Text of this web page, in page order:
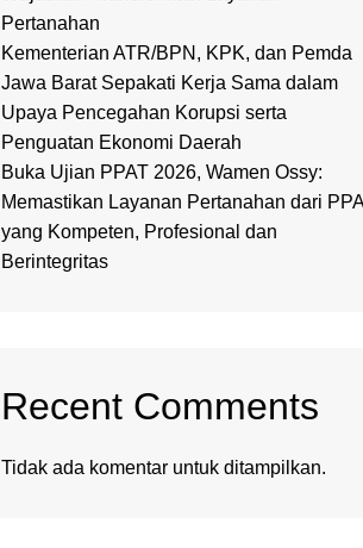
Pertanahan
Kementerian ATR/BPN, KPK, dan Pemda
Jawa Barat Sepakati Kerja Sama dalam
Upaya Pencegahan Korupsi serta
Penguatan Ekonomi Daerah
Buka Ujian PPAT 2026, Wamen Ossy:
Memastikan Layanan Pertanahan dari
yang Kompeten, Profesional dan
Berintegritas
Recent Comments
Tidak ada komentar untuk ditampilkan.